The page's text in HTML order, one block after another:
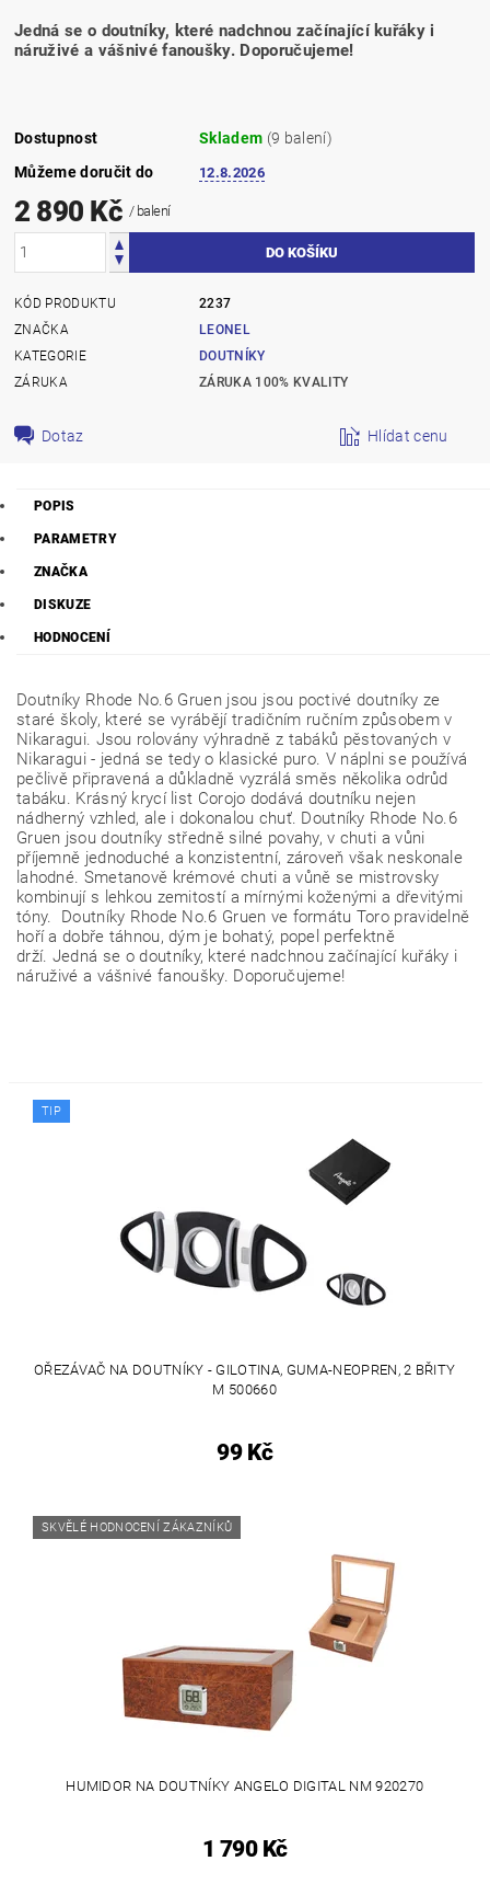
Jedná se o doutníky, které nadchnou začínající kuřáky i
náruživé a vášnivé fanoušky. Doporučujeme!
Dostupnost Skladem (9 balení)
Můžeme doručit do
12.8.2026
2 890 Kč / balení
KÓD PRODUKTU
2237
ZNAČKA
LEONEL
KATEGORIE
DOUTNÍKY
ZÁRUKA
ZÁRUKA 100% KVALITY
Dotaz Hlídat cenu
POPIS
PARAMETRY
ZNAČKA
DISKUZE
HODNOCENÍ
Doutníky Rhode No.6 Gruen jsou jsou poctivé doutníky ze
staré školy, které se vyrábějí tradičním ručním způsobem v
Nikaragui. Jsou rolovány výhradně z tabáků pěstovaných v
Nikaragui - jedná se tedy o klasické puro. V náplni se používá
pečlivě připravená a důkladně vyzrálá směs několika odrůd
tabáku. Krásný krycí list Corojo dodává doutníku nejen
nádherný vzhled, ale i dokonalou chuť. Doutníky Rhode No.6
Gruen jsou doutníky středně silné povahy, v chuti a vůni
příjemně jednoduché a konzistentní, zároveň však neskonale
lahodné. Smetanově krémové chuti a vůně se mistrovsky
kombinují s lehkou zemitostí a mírnými koženými a dřevitými
tóny. Doutníky Rhode No.6 Gruen ve formátu Toro pravidelně
hoří a dobře táhnou, dým je bohatý, popel perfektně
drží. Jedná se o doutníky, které nadchnou začínající kuřáky i
náruživé a vášnivé fanoušky. Doporučujeme!
TIP
OŘEZÁVAČ NA DOUTNÍKY - GILOTINA, GUMA-NEOPREN, 2 BŘITY
M 500660
99 Kč
SKVĚLÉ HODNOCENÍ ZÁKAZNÍKŮ
HUMIDOR NA DOUTNÍKY ANGELO DIGITAL NM 920270
1 790 Kč